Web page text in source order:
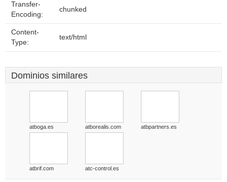
Transfer-
Encoding:
chunked
Content-
Type:
text/html
Dominios similares
atboga.es atborealis.com atbpartners.es
atbrif.com atc-control.es